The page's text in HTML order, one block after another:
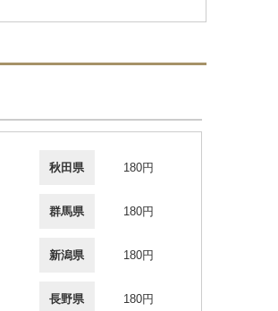
秋田県 180円
群馬県 180円
新潟県 180円
長野県 180円